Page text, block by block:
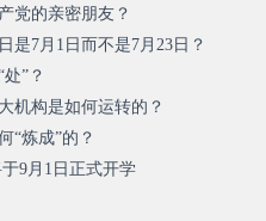
党的亲密朋友？
是7月1日而不是7月23日？
”？
机构是如何运转的？
“炼成”的？
9月1日正式开学